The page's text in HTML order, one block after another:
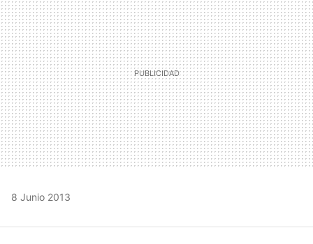
8 Junio 2013